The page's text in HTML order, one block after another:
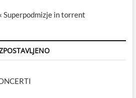
Superpodmizje in torrent